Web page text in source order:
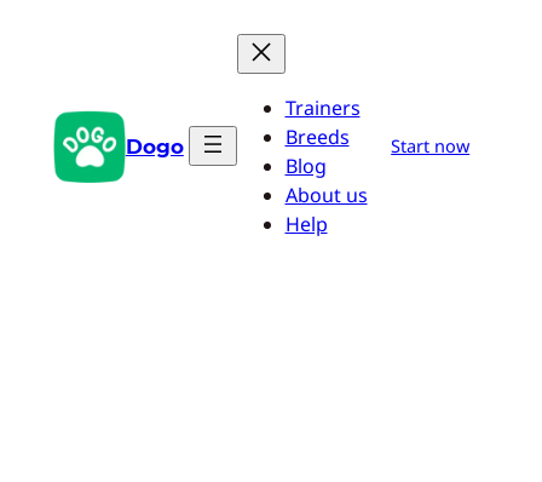
Dogo
Trainers
Breeds
Blog
About us
Help
Start now